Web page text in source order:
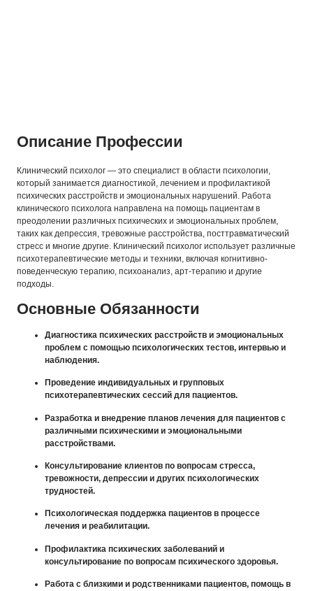
Описание Профессии
Клинический психолог — это специалист в области психологии,
который занимается диагностикой, лечением и профилактикой
психических расстройств и эмоциональных нарушений. Работа
клинического психолога направлена на помощь пациентам в
преодолении различных психических и эмоциональных проблем,
таких как депрессия, тревожные расстройства, посттравматический
стресс и многие другие. Клинический психолог использует различные
психотерапевтические методы и техники, включая когнитивно-
поведенческую терапию, психоанализ, арт-терапию и другие
подходы.
Основные Обязанности
Диагностика психических расстройств и эмоциональных
проблем с помощью психологических тестов, интервью и
наблюдения.
Проведение индивидуальных и групповых
психотерапевтических сессий для пациентов.
Разработка и внедрение планов лечения для пациентов с
различными психическими и эмоциональными
расстройствами.
Консультирование клиентов по вопросам стресса,
тревожности, депрессии и других психологических
трудностей.
Психологическая поддержка пациентов в процессе
лечения и реабилитации.
Профилактика психических заболеваний и
консультирование по вопросам психического здоровья.
Работа с близкими и родственниками пациентов, помощь в